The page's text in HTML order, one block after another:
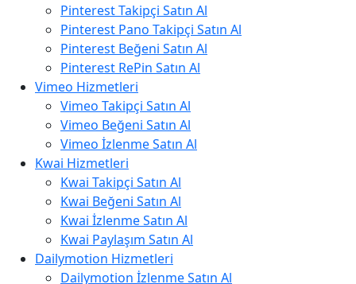
Pinterest Takipçi Satın Al
Pinterest Pano Takipçi Satın Al
Pinterest Beğeni Satın Al
Pinterest RePin Satın Al
Vimeo Hizmetleri
Vimeo Takipçi Satın Al
Vimeo Beğeni Satın Al
Vimeo İzlenme Satın Al
Kwai Hizmetleri
Kwai Takipçi Satın Al
Kwai Beğeni Satın Al
Kwai İzlenme Satın Al
Kwai Paylaşım Satın Al
Dailymotion Hizmetleri
Dailymotion İzlenme Satın Al